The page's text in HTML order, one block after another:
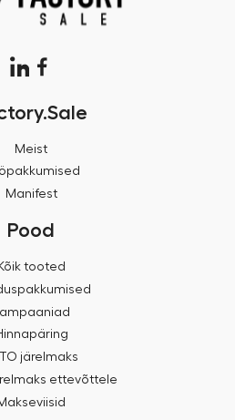
Meist
Manifest
Pood
Kõik tooted
järelmaks
ettevõttele